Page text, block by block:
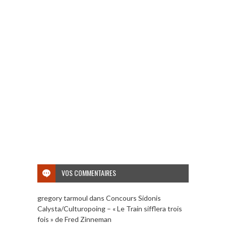
VOS COMMENTAIRES
gregory tarmoul dans Concours Sidonis
Calysta/Culturopoing – « Le Train sifflera trois
fois » de Fred Zinneman